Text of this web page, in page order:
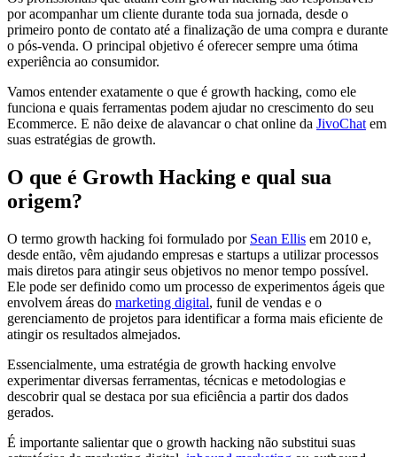
por acompanhar um cliente durante toda sua jornada, desde o
primeiro ponto de contato até a finalização de uma compra e durante
o pós-venda. O principal objetivo é oferecer sempre uma ótima
experiência ao consumidor.
Vamos entender exatamente o que é growth hacking, como ele
funciona e quais ferramentas podem ajudar no crescimento do seu
Ecommerce. E não deixe de alavancar o chat online da JivoChatem
suas estratégias de growth.
O que é Growth Hacking e qual sua
origem?
O termo growth hacking foi formulado por Sean Ellis em 2010 e,
desde então, vêm ajudando empresas e startups a utilizar processos
mais diretos para atingir seus objetivos no menor tempo possível.
Ele pode ser definido como um processo de experimentos ágeis que
envolvem áreas do marketing digital, funil de vendas e o
gerenciamento de projetos para identificar a forma mais eficiente de
atingir os resultados almejados.
Essencialmente, uma estratégia de growth hacking envolve
experimentar diversas ferramentas, técnicas e metodologias e
descobrir qual se destaca por sua eficiência a partir dos dados
gerados.
É importante salientar que o growth hacking não substitui suas